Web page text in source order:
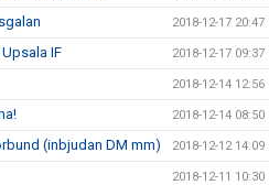
2018-12-17 20:47
IF 2018-12-17 09:37
2018-12-14 12:56
2018-12-14 08:50
(inbjudan DM mm) 2018-12-12 14:09
2018-12-11 10:30